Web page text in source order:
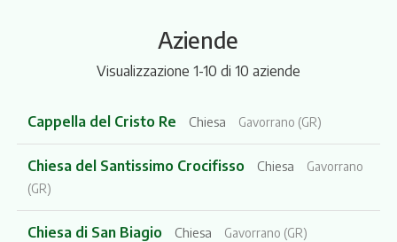
Aziende
Visualizzazione 1-10 di 10 aziende
Cappella del Cristo Re Chiesa Gavorrano (GR)
Chiesa del Santissimo Crocifisso Chiesa
Gavorrano
(GR)
Chiesa di San Biagio Chiesa Gavorrano (GR)